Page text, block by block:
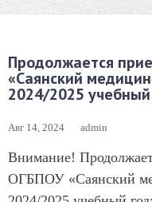
Продолжается
«Саянский
2024/2025 учебный
Авг 14, 2024 admin
Внимание!
ОГБПОУ «Саянский